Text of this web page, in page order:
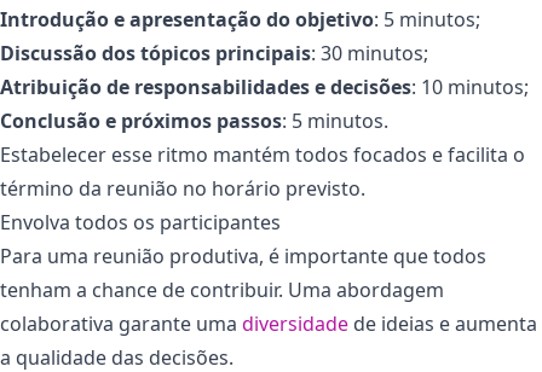
Introdução e apresentação do objetivo: 5 minutos;
Discussão dos tópicos principais: 30 minutos;
Atribuição de responsabilidades e decisões: 10 minutos;
Conclusão e próximos passos: 5 minutos.
Estabelecer esse ritmo mantém todos focados e facilita o
término da reunião no horário previsto.
Envolva todos os participantes
Para uma reunião produtiva, é importante que todos
tenham a chance de contribuir. Uma abordagem
colaborativa garante uma diversidade de ideias e aumenta
a qualidade das decisões.